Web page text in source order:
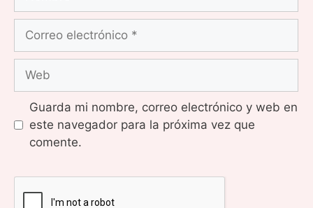
Correo
Web
Guarda mi nombre, correo electrónico y web en
este navegador para la próxima vez que
comente.